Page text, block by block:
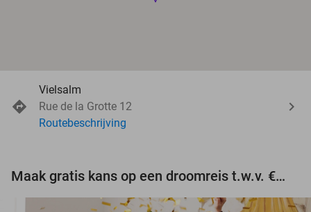
Vielsalm
Rue de la Grotte 12
Routebeschrijving
Maak gratis kans op een droomreis t.w.v. €3.000!